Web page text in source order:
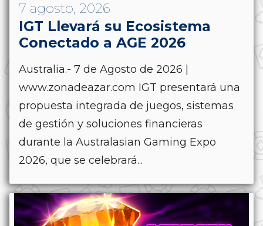
7 agosto, 2026
IGT Llevará su Ecosistema
Conectado a AGE 2026
Australia.- 7 de Agosto de 2026 |
www.zonadeazar.com IGT presentará una
propuesta integrada de juegos, sistemas
de gestión y soluciones financieras
durante la Australasian Gaming Expo
2026, que se celebrará...